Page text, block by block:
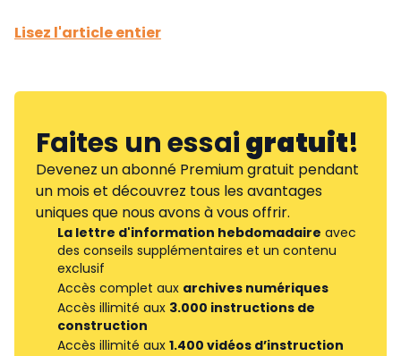
Lisez l'article entier
Faites un essaigratuit!
Devenez un abonné Premium gratuit pendant
un mois et découvrez tous les avantages
uniques que nous avons à vous offrir.
La lettre d'information hebdomadaire avec
des conseils supplémentaires et un contenu
exclusif
Accès complet aux archives numériques
Accès illimité aux 3.000 instructions de
construction
Accès illimité aux 1.400 vidéos d’instruction